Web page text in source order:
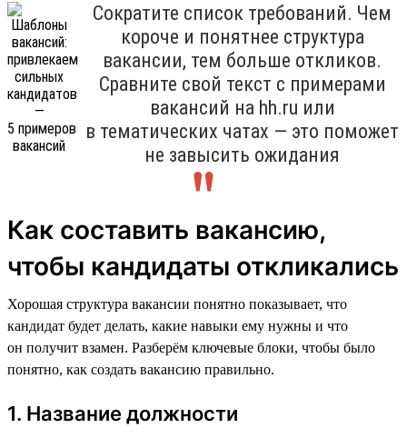
Сократите список требований. Чем
короче и понятнее структура
вакансии, тем больше откликов.
Сравните свой текст с примерами
вакансий на hh.ru или
в тематических чатах — это поможет
не завысить ожидания
Как составить вакансию,
чтобы кандидаты откликались
Хорошая структура вакансии понятно показывает, что
кандидат будет делать, какие навыки ему нужны и что
он получит взамен. Разберём ключевые блоки, чтобы было
понятно, как создать вакансию правильно.
1. Название должности